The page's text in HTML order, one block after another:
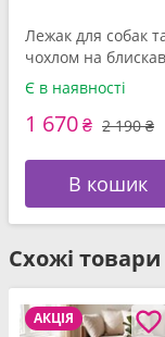
Лежак для собак
чохлом на
Є в наявності
1 670₴ 2 190 ₴
В кошик
Схожі товари
АКЦІЯ